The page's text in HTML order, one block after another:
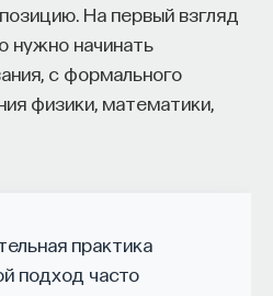
На первый взгляд
нужно начинать
с формального
физики, математики,
практика
подход часто